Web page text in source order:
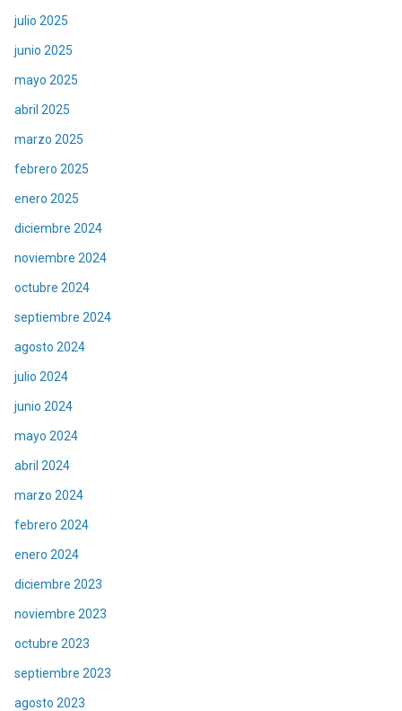
julio 2025
junio 2025
mayo 2025
abril 2025
marzo 2025
febrero 2025
enero 2025
diciembre 2024
noviembre 2024
octubre 2024
septiembre 2024
agosto 2024
julio 2024
junio 2024
mayo 2024
abril 2024
marzo 2024
febrero 2024
enero 2024
diciembre 2023
noviembre 2023
octubre 2023
septiembre 2023
agosto 2023